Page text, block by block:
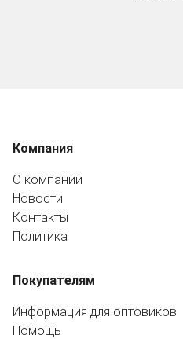
Компания
О компании
Новости
Контакты
Политика
Покупателям
Информация для оптовиков
Помощь